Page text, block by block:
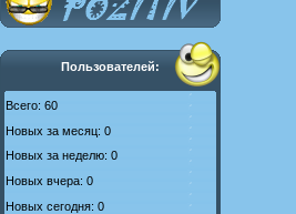
Пользователей:
Всего: 60
Новых за месяц: 0
Новых за неделю: 0
Новых вчера: 0
Новых сегодня: 0